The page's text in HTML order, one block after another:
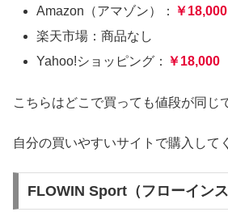
Amazon（アマゾン）： ￥18,000
楽天市場：商品なし
Yahoo!ショッピング： ￥18,000
こちらはどこで買っても値段が同じ
自分の買いやすいサイトで購入して
FLOWIN Sport（フローインス